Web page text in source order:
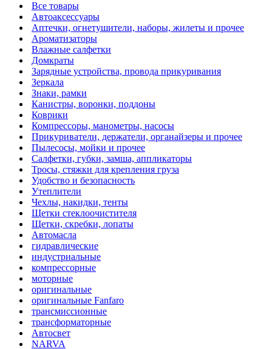
Все товары
Автоаксессуары
Аптечки, огнетушители, наборы, жилеты и прочее
Ароматизаторы
Влажные салфетки
Домкраты
Зарядные устройства, провода прикуривания
Зеркала
Знаки, рамки
Канистры, воронки, поддоны
Коврики
Компрессоры, манометры, насосы
Прикуриватели, держатели, органайзеры и прочее
Пылесосы, мойки и прочее
Салфетки, губки, замша, аппликаторы
Тросы, стяжки для крепления груза
Удобство и безопасность
Утеплители
Чехлы, накидки, тенты
Щетки стеклоочистителя
Щетки, скребки, лопаты
Автомасла
гидравлические
индустриальные
компрессорные
моторные
оригинальные
оригинальные Fanfaro
трансмиссионные
трансформаторные
Автосвет
NARVA